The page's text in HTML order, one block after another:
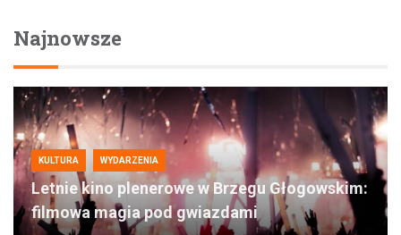
Najnowsze
KULTURA WYDARZENIA
Letnie kino plenerowe w Brzegu Głogowskim:
filmowa magia pod gwiazdami